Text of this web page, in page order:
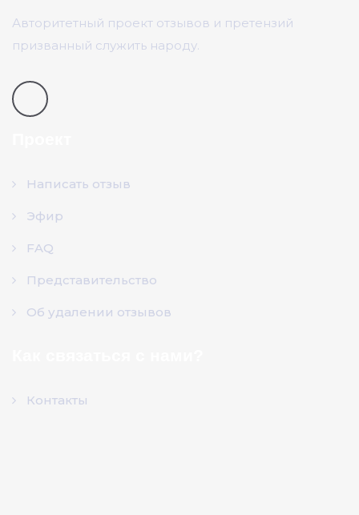
Авторитетный проект отзывов и претензий
призванный служить народу.
Написать отзыв
Эфир
FAQ
Представительство
Об удалении отзывов
Контакты